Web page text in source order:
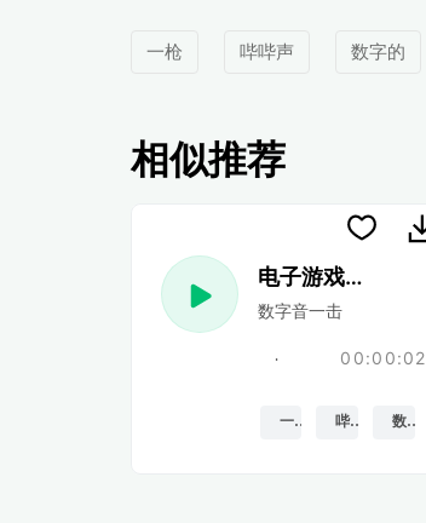
一枪 哔哔声 数字的
相似推荐
电子游戏 26
数字音一击
00:00:02
一枪 哔哔声 数字的